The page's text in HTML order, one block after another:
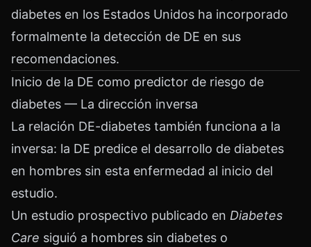
diabetes en los Estados Unidos ha incorporado
formalmente la detección de DE en sus
recomendaciones.
Inicio de la DE como predictor de riesgo de
diabetes — La dirección inversa
La relación DE-diabetes también funciona a la
inversa: la DE predice el desarrollo de diabetes
en hombres sin esta enfermedad al inicio del
estudio.
Un estudio prospectivo publicado en Diabetes
Care siguió a hombres sin diabetes o